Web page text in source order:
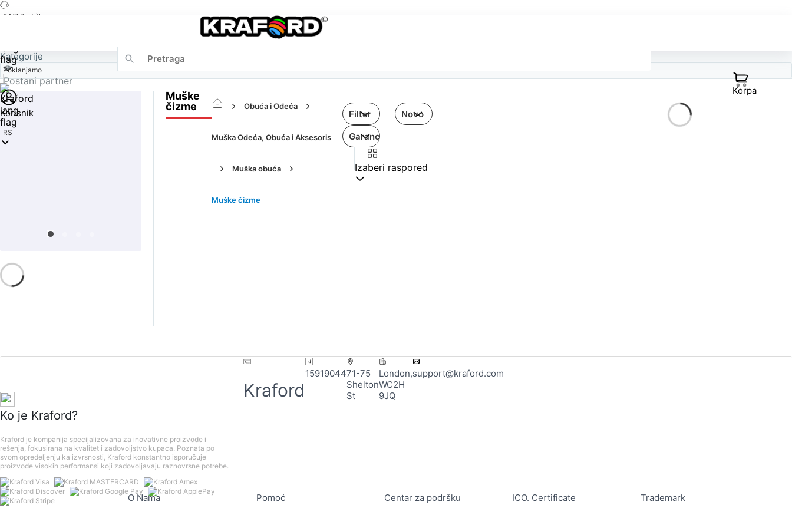
24/7 Podrška
Poklanjamo
RS
Korpa
Korisnik
Kategorije
Postani partner
Muške
čizme
Obuća i Odeća
Muška Odeća, Obuća i Aksesoris
Muška obuća
Muške čizme
Izaberi raspored
Ko je Kraford?
Kraford je kompanija specijalizovana za inovativne proizvode i
rešenja, fokusirana na kvalitet i zadovoljstvo kupaca. Poznata po
svom opredeljenju ka izvrsnosti, Kraford konstantno isporučuje
proizvode visokih performansi koji zadovoljavaju raznovrsne potrebe.
Kraford
1591904471-75
Shelton
St
London,
WC2H
9JQ
support@kraford.com
O Nama Pomoć Centar za podršku ICO. Certificate Trademark